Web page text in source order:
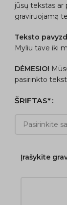
jūsų tekstas ar
graviruojamą
Teksto
Myliu tave iki
DĖMESIO!
pasirinkto
ŠRIFTAS*
Įrašykite